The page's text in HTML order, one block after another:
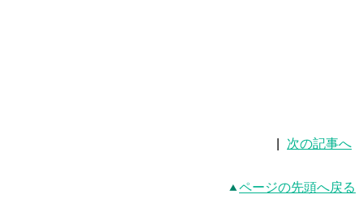
次の記事へ
ページの先頭へ戻る